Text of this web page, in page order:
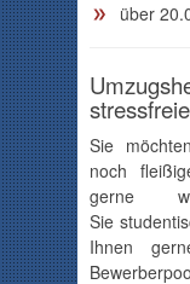
über
Sie
noch
gerne
Sie
Ihnen